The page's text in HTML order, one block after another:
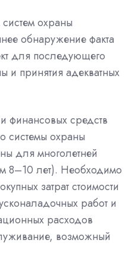
охраны
обнаружение факта
для последующего
и принятия адекватных
финансовых средств
системы охраны
для многолетней
8–10 лет). Необходимо
затрат стоимости
работ и
расходов
возможный